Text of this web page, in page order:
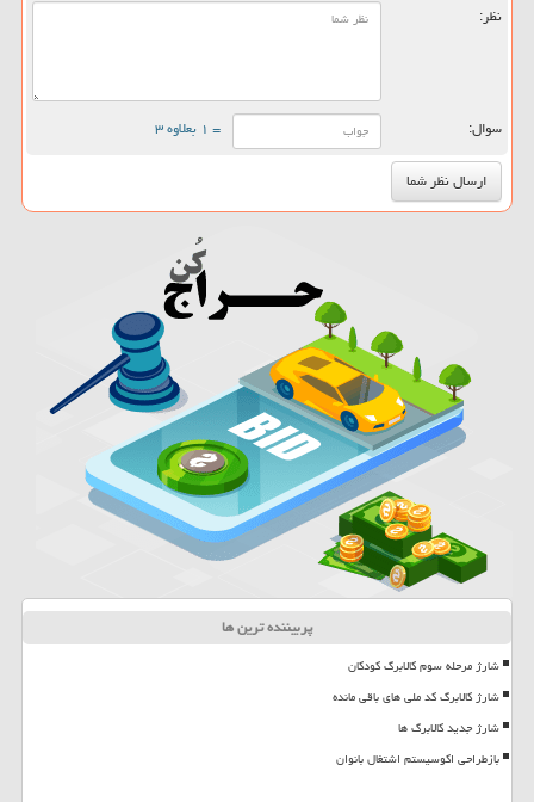
نظر:
سوال: = ۱ بعلاوه ۳
پربیننده ترین ها
شارژ مرحله سوم کالابرگ کودکان
شارژ کالابرگ کد ملی های باقی مانده
شارژ جدید کالابرگ ها
بازطراحی اکوسیستم اشتغال بانوان